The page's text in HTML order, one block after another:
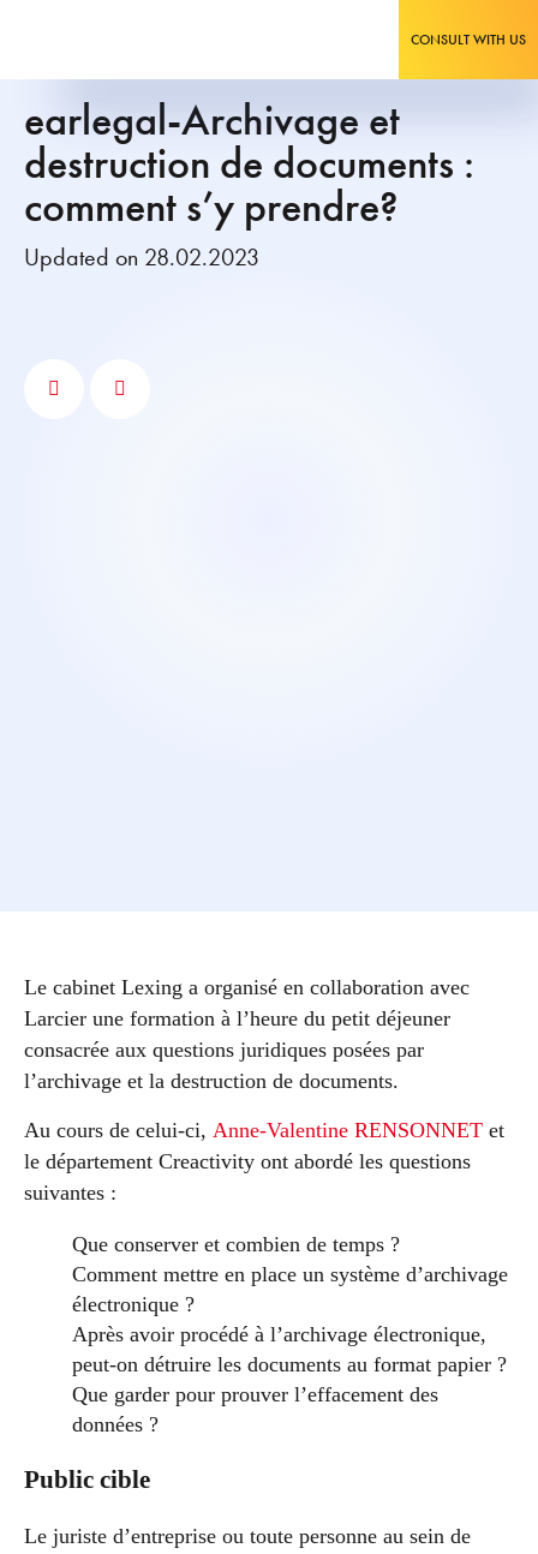
CONSULT WITH US
earlegal-Archivage et
destruction de documents :
comment s’y prendre?
Updated on 28.02.2023
Le cabinet Lexing a organisé en collaboration avec
Larcier une formation à l’heure du petit déjeuner
consacrée aux questions juridiques posées par
l’archivage et la destruction de documents.
Au cours de celui-ci, Anne-Valentine RENSONNET et
le département Creactivity ont abordé les questions
suivantes :
Que conserver et combien de temps ?
Comment mettre en place un système d’archivage
électronique ?
Après avoir procédé à l’archivage électronique,
peut-on détruire les documents au format papier ?
Que garder pour prouver l’effacement des
données ?
Public cible
Le juriste d’entreprise ou toute personne au sein de